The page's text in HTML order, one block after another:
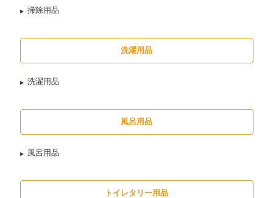
掃除用品
洗濯用品
洗濯用品
風呂用品
風呂用品
トイレタリー用品